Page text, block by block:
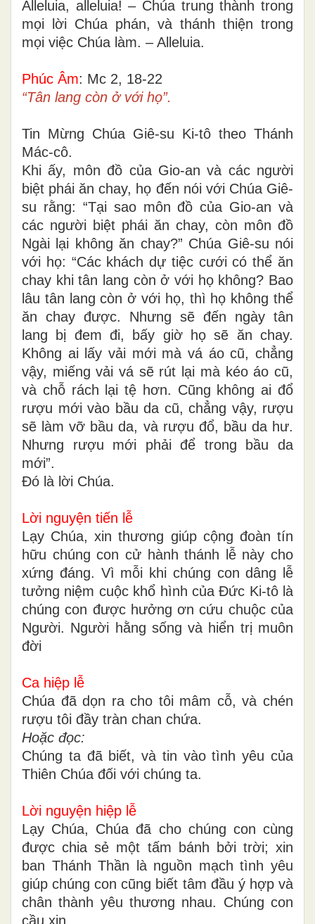
Alleluia, alleluia! – Chúa trung thành trong
mọi lời Chúa phán, và thánh thiện trong
mọi việc Chúa làm. – Alleluia.
Phúc Âm: Mc 2, 18-22
“Tân lang còn ở với họ”.
Tin Mừng Chúa Giê-su Ki-tô theo Thánh
Mác-cô.
Khi ấy, môn đồ của Gio-an và các người
biệt phái ăn chay, họ đến nói với Chúa Giê-
su rằng: “Tại sao môn đồ của Gio-an và
các người biệt phái ăn chay, còn môn đồ
Ngài lại không ăn chay?” Chúa Giê-su nói
với họ: “Các khách dự tiệc cưới có thể ăn
chay khi tân lang còn ở với họ không? Bao
lâu tân lang còn ở với họ, thì họ không thể
ăn chay được. Nhưng sẽ đến ngày tân
lang bị đem đi, bấy giờ họ sẽ ăn chay.
Không ai lấy vải mới mà vá áo cũ, chẳng
vậy, miếng vải vá sẽ rút lại mà kéo áo cũ,
và chỗ rách lại tệ hơn. Cũng không ai đổ
rượu mới vào bầu da cũ, chẳng vậy, rượu
sẽ làm vỡ bầu da, và rượu đổ, bầu da hư.
Nhưng rượu mới phải để trong bầu da
mới”.
Ðó là lời Chúa.
Lời nguyện tiến lễ
Lạy Chúa, xin thương giúp cộng đoàn tín
hữu chúng con cử hành thánh lễ này cho
xứng đáng. Vì mỗi khi chúng con dâng lễ
tưởng niệm cuộc khổ hình của Ðức Ki-tô là
chúng con được hưởng ơn cứu chuộc của
Người. Người hằng sống và hiển trị muôn
đời
Ca hiệp lễ
Chúa đã dọn ra cho tôi mâm cỗ, và chén
rượu tôi đầy tràn chan chứa.
Hoặc đọc:
Chúng ta đã biết, và tin vào tình yêu của
Thiên Chúa đối với chúng ta.
Lời nguyện hiệp lễ
Lạy Chúa, Chúa đã cho chúng con cùng
được chia sẻ một tấm bánh bởi trời; xin
ban Thánh Thần là nguồn mạch tình yêu
giúp chúng con cũng biết tâm đầu ý hợp và
chân thành yêu thương nhau. Chúng con
cầu xin…